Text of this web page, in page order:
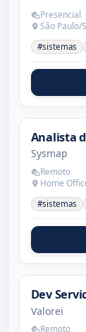
Presencial
São Paulo/
#sistemas
Analista
Sysmap
Remoto
Home
#sistemas
Dev
Valorei
Remoto